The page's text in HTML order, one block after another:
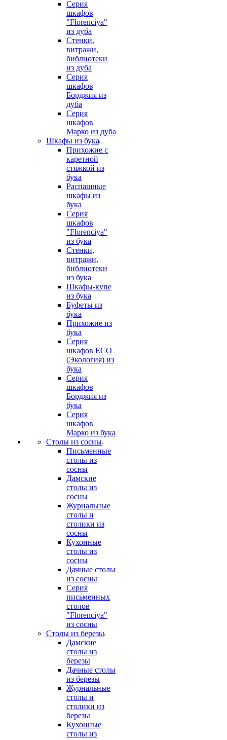
Серия
шкафов
"Florenciya"
из дуба
Стенки,
витражи,
библиотеки
из дуба
Серия
шкафов
Борджия из
дуба
Серия
шкафов
Марко из дуба
Шкафы из бука
Прихожие с
каретной
стяжкой из
бука
Распашные
шкафы из
бука
Серия
шкафов
"Florenciya"
из бука
Стенки,
витражи,
библиотеки
из бука
Шкафы-купе
из бука
Буфеты из
бука
Прихожие из
бука
Серия
шкафов ECO
(Экология) из
бука
Серия
шкафов
Борджия из
бука
Серия
шкафов
Марко из бука
Столы из сосны
Письменные
столы из
сосны
Дамские
столы из
сосны
Журнальные
столы и
столики из
сосны
Кухонные
столы из
сосны
Дачные столы
из сосны
Серия
письменных
столов
"Florenciya"
из сосны
Столы из березы
Дамские
столы из
березы
Дачные столы
из березы
Журнальные
столы и
столики из
березы
Кухонные
столы из